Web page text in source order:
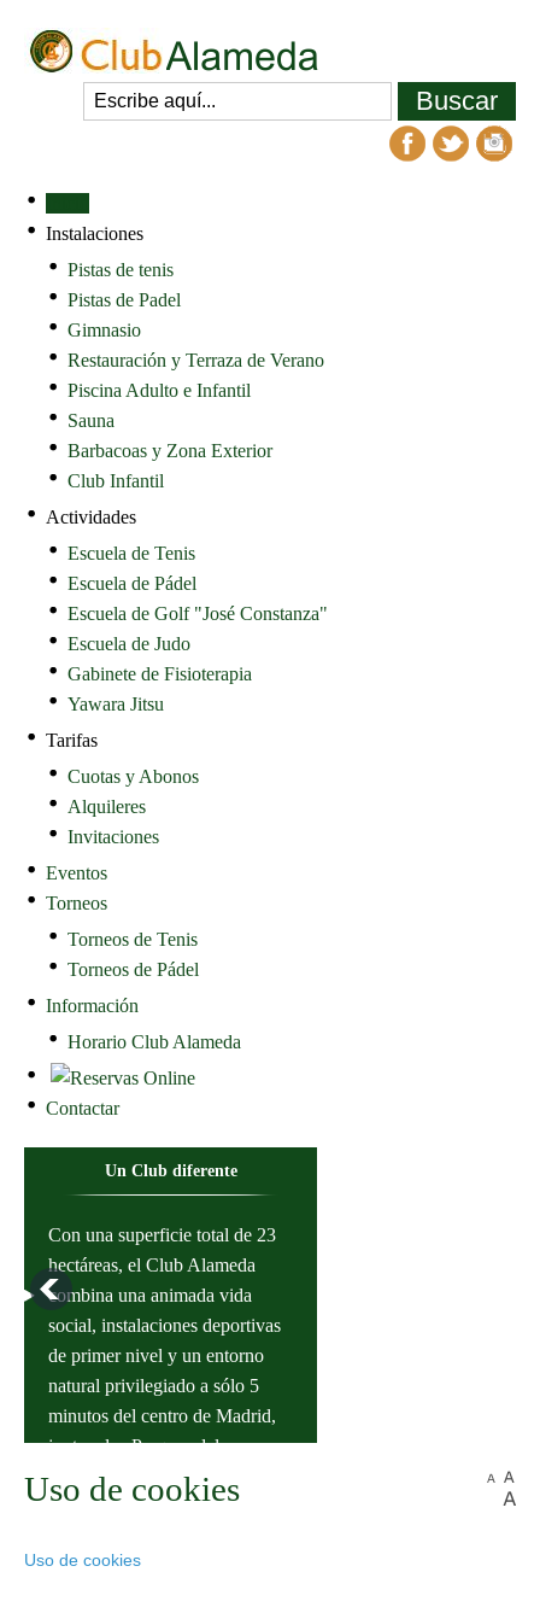
Instalaciones
Pistas de tenis
Pistas de Padel
Gimnasio
Restauración y Terraza de Verano
Piscina Adulto e Infantil
Sauna
Barbacoas y Zona Exterior
Club Infantil
Actividades
Escuela de Tenis
Escuela de Pádel
Escuela de Golf "José Constanza"
Escuela de Judo
Gabinete de Fisioterapia
Yawara Jitsu
Tarifas
Cuotas y Abonos
Alquileres
Invitaciones
Eventos
Torneos
Torneos de Tenis
Torneos de Pádel
Información
Horario Club Alameda
Contactar
Un Club diferente
Con una superficie total de 23
hectáreas, el Club Alameda
combina una animada vida
social, instalaciones deportivas
de primer nivel y un entorno
natural privilegiado a sólo 5
minutos del centro de Madrid,
junto a los Parques del
Capricho y Juan Carlos I.
de tierra batida y 3 pistas de
Uso de cookies
Uso de cookies